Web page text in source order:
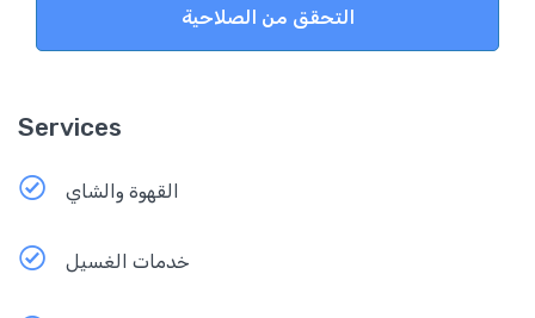
التحقق من الصلاحية
Services
القهوة والشاي
خدمات الغسيل